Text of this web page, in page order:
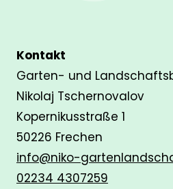
Kontakt
Garten- und
Nikolaj Tschernovalov
Kopernikusstraße 1
50226 Frechen
info@niko-
02234 4307259